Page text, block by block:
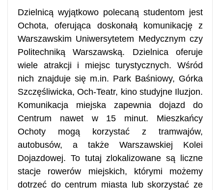
Dzielnicą wyjątkowo polecaną studentom jest
Ochota, oferująca doskonałą komunikację z
Warszawskim Uniwersytetem Medycznym czy
Politechniką Warszawską. Dzielnica oferuje
wiele atrakcji i miejsc turystycznych. Wśród
nich znajduje się m.in. Park Baśniowy, Górka
Szczęśliwicka, Och-Teatr, kino studyjne Iluzjon.
Komunikacja miejska zapewnia dojazd do
Centrum nawet w 15 minut. Mieszkańcy
Ochoty mogą korzystać z tramwajów,
autobusów, a także Warszawskiej Kolei
Dojazdowej. To tutaj zlokalizowane są liczne
stacje rowerów miejskich, którymi możemy
dotrzeć do centrum miasta lub skorzystać ze